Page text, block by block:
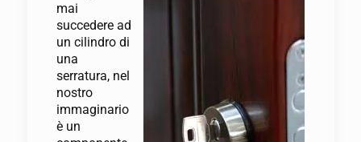
mai
succedere ad
un cilindro di
una
serratura, nel
nostro
immaginario
è un